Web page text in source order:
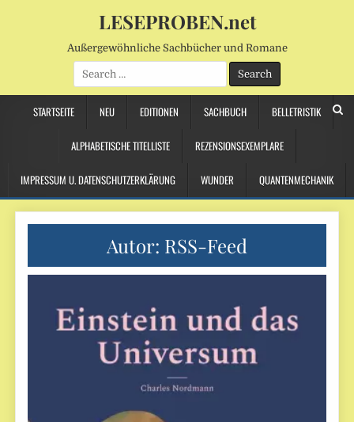
LESEPROBEN.net
Außergewöhnliche Sachbücher und Romane
Search
for:
STARTSEITE NEU EDITIONEN SACHBUCH BELLETRISTIK
ALPHABETISCHE TITELLISTE REZENSIONSEXEMPLARE
IMPRESSUM U. DATENSCHUTZERKLÄRUNG WUNDER QUANTENMECHANIK
Autor: RSS-Feed